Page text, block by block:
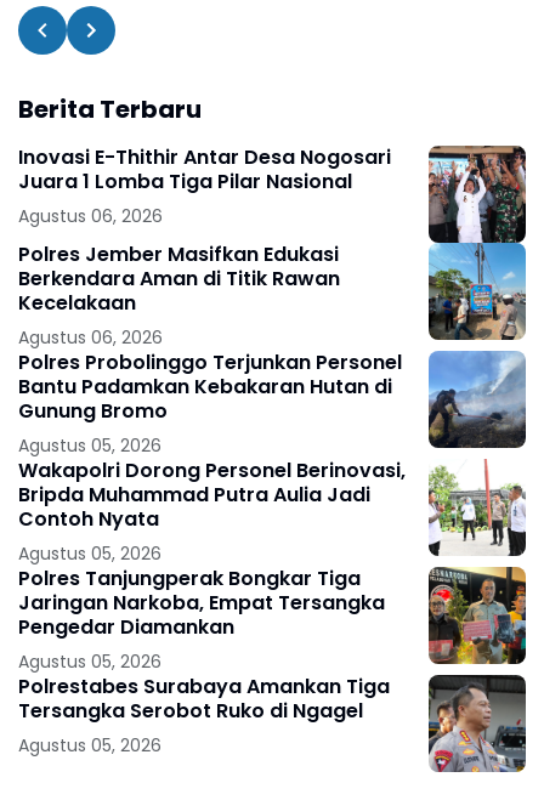
Berita Terbaru
Inovasi E-Thithir Antar Desa Nogosari
Juara 1 Lomba Tiga Pilar Nasional
Agustus 06, 2026
Polres Jember Masifkan Edukasi
Berkendara Aman di Titik Rawan
Kecelakaan
Agustus 06, 2026
Polres Probolinggo Terjunkan Personel
Bantu Padamkan Kebakaran Hutan di
Gunung Bromo
Agustus 05, 2026
Wakapolri Dorong Personel Berinovasi,
Bripda Muhammad Putra Aulia Jadi
Contoh Nyata
Agustus 05, 2026
Polres Tanjungperak Bongkar Tiga
Jaringan Narkoba, Empat Tersangka
Pengedar Diamankan
Agustus 05, 2026
Polrestabes Surabaya Amankan Tiga
Tersangka Serobot Ruko di Ngagel
Agustus 05, 2026